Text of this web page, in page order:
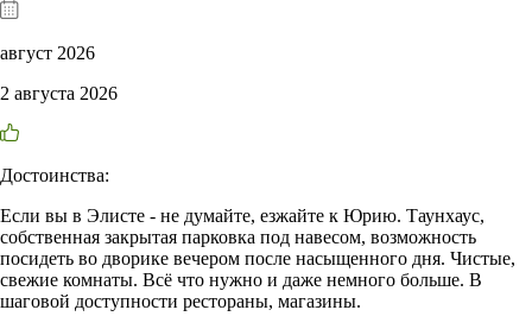
август 2026
2 августа 2026
Достоинства:
Если вы в Элисте - не думайте, езжайте к Юрию. Таунхаус,
собственная закрытая парковка под навесом, возможность
посидеть во дворике вечером после насыщенного дня. Чистые,
свежие комнаты. Всё что нужно и даже немного больше. В
шаговой доступности рестораны, магазины.